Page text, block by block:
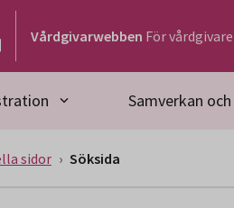
Vårdgivarwebben För
Samverkan
sidor Söksida